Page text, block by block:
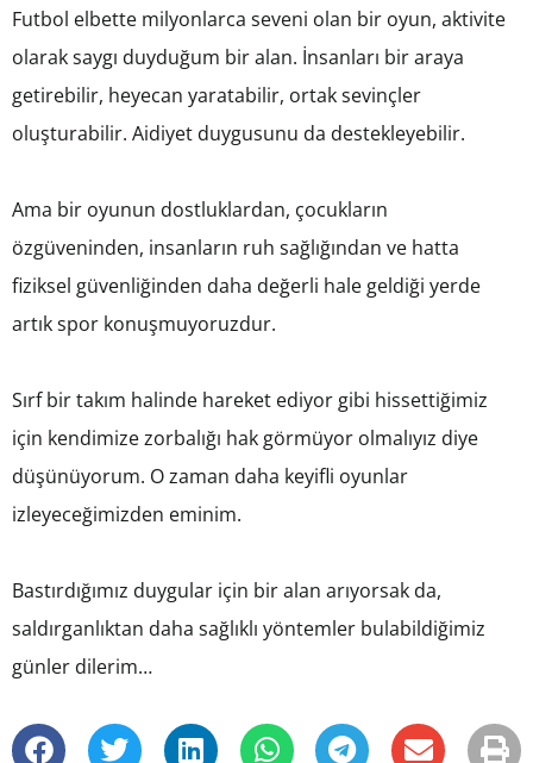
Futbol elbette milyonlarca seveni olan bir oyun, aktivite
olarak saygı duyduğum bir alan. İnsanları bir araya
getirebilir, heyecan yaratabilir, ortak sevinçler
oluşturabilir. Aidiyet duygusunu da destekleyebilir.
Ama bir oyunun dostluklardan, çocukların
özgüveninden, insanların ruh sağlığından ve hatta
fiziksel güvenliğinden daha değerli hale geldiği yerde
artık spor konuşmuyoruzdur.
Sırf bir takım halinde hareket ediyor gibi hissettiğimiz
için kendimize zorbalığı hak görmüyor olmalıyız diye
düşünüyorum. O zaman daha keyifli oyunlar
izleyeceğimizden eminim.
Bastırdığımız duygular için bir alan arıyorsak da,
saldırganlıktan daha sağlıklı yöntemler bulabildiğimiz
günler dilerim…